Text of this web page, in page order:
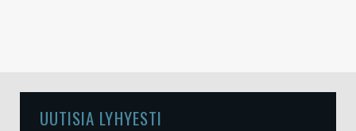
UUTISIA LYHYESTI